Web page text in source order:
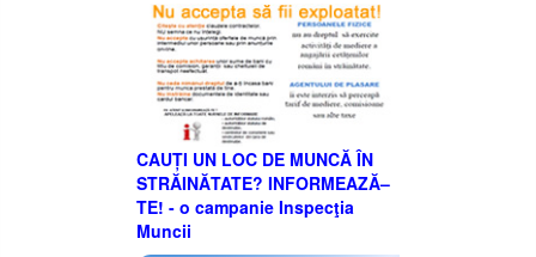
CAUȚI UN LOC DE MUNCĂ ÎN
STRĂINĂTATE? INFORMEAZĂ–
TE! - o campanie Inspecţia
Muncii